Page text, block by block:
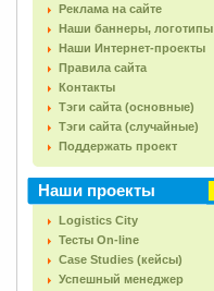
Реклама на сайте
Наши баннеры, логотипы
Наши Интернет-проекты
Правила сайта
Контакты
Тэги сайта (основные)
Тэги сайта (случайные)
Поддержать проект
Наши проекты
Logistics City
Тесты On-line
Case Studies (кейсы)
Успешный менеджер